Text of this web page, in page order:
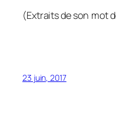
(Extraits de son mot
23 juin, 2017